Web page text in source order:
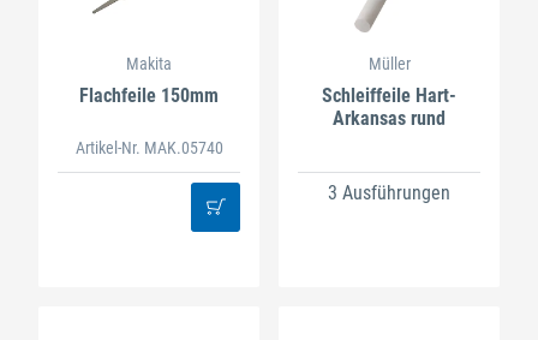
Makita
Flachfeile 150mm
Artikel-Nr. MAK.05740
Müller
Schleiffeile Hart-
Arkansas rund
3 Ausführungen